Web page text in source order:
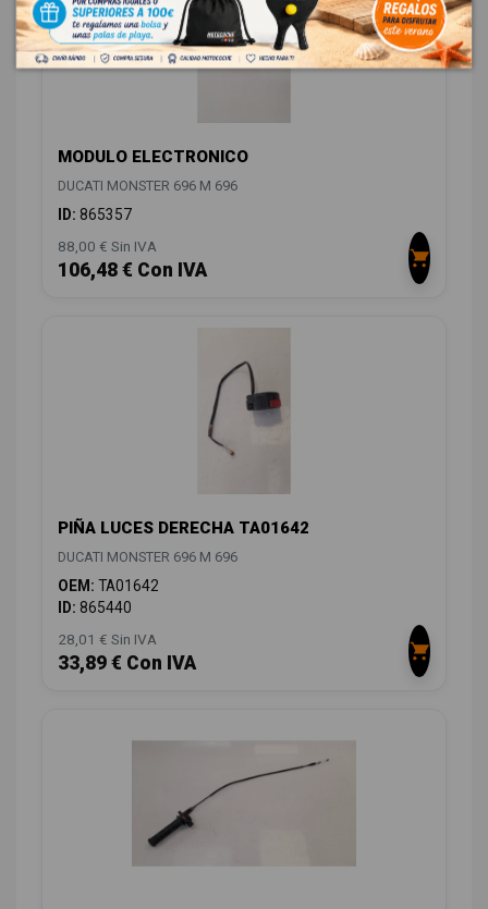
MODULO ELECTRONICO
DUCATI MONSTER 696 M 696
ID: 865357
88,00 € Sin IVA
106,48 € Con IVA
PIÑA LUCES DERECHA TA01642
DUCATI MONSTER 696 M 696
OEM: TA01642
ID: 865440
28,01 € Sin IVA
33,89 € Con IVA